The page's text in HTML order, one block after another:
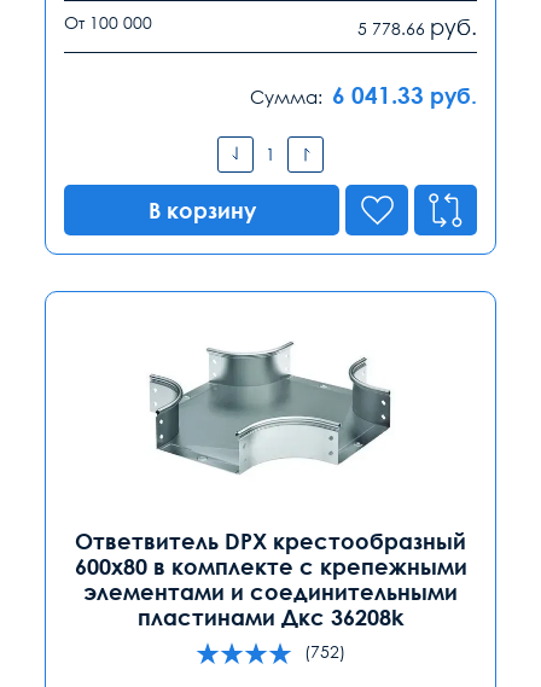
От 100 000 5 778.66 руб.
Сумма: 6 041.33 руб.
В корзину
Ответвитель DPX крестообразный
600х80 в комплекте с крепежными
элементами и соединительными
пластинами Дкс 36208k
(752)